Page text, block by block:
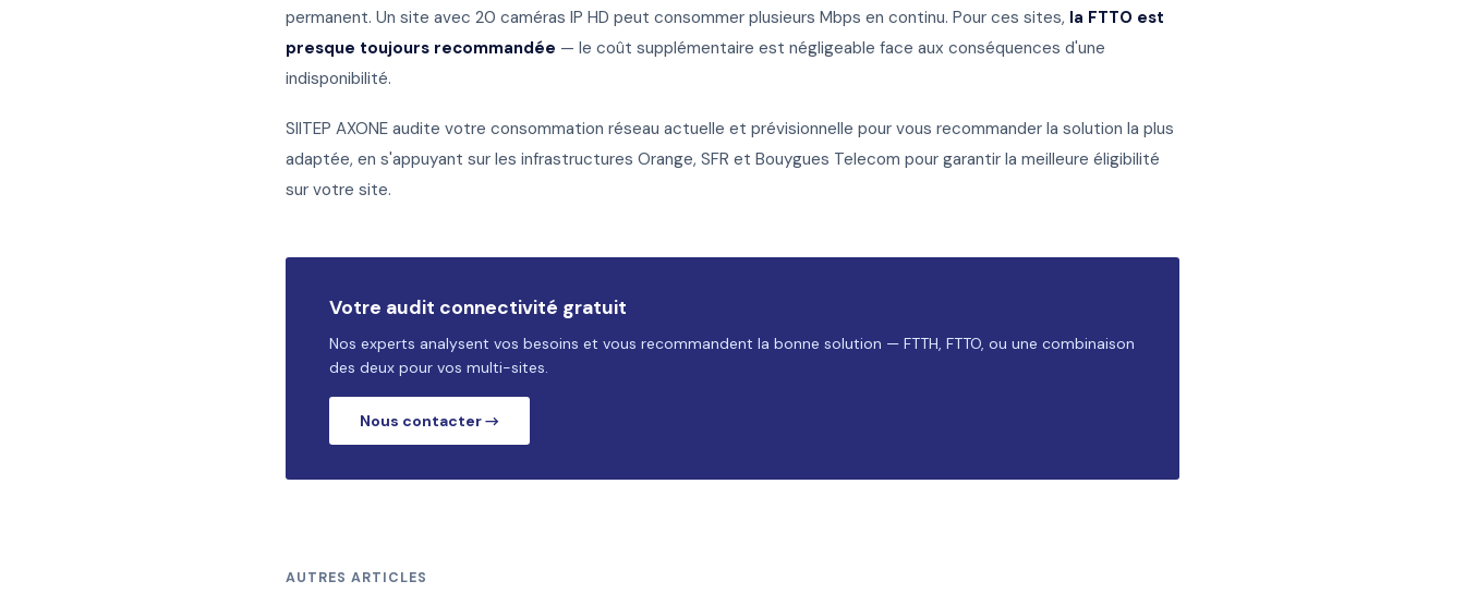
permanent. Un site avec 20 caméras IP HD peut consommer plusieurs Mbps en continu. Pour ces sites, la FTTO est
presque toujours recommandée — le coût supplémentaire est négligeable face aux conséquences d'une
indisponibilité.
SIITEP AXONE audite votre consommation réseau actuelle et prévisionnelle pour vous recommander la solution la plus
adaptée, en s'appuyant sur les infrastructures Orange, SFR et Bouygues Telecom pour garantir la meilleure éligibilité
sur votre site.
Votre audit connectivité gratuit
Nos experts analysent vos besoins et vous recommandent la bonne solution — FTTH, FTTO, ou une combinaison
des deux pour vos multi-sites.
Nous contacter →
AUTRES ARTICLES